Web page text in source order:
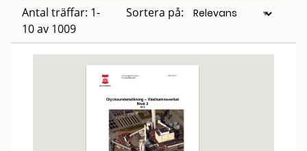
Antal träffar: 1-
10 av 1009
Sortera på: